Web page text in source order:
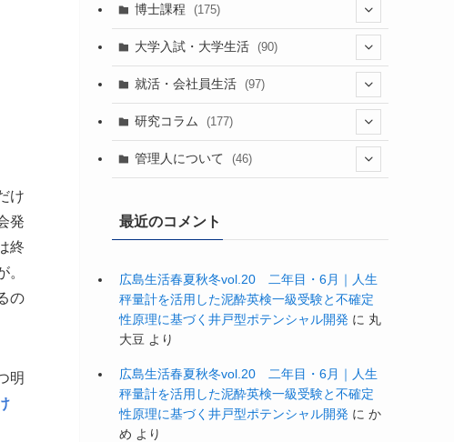
け
発
終
の
明
(7)
(39)
博士課程 (175)
(52)
(35)
(17)
(60)
大学入試・大学生活 (90)
(43)
(37)
(11)
就活・会社員生活 (97)
(20)
(42)
(11)
(10)
研究コラム (177)
(20)
(61)
管理人について (46)
(27)
(9)
最近のコメント
広島生活春夏秋冬vol.20 二年目・6月｜人生
秤量計を活用した泥酔英検一級受験と不確定
性原理に基づく井戸型ポテンシャル開発 に 丸
大豆 より
広島生活春夏秋冬vol.20 二年目・6月｜人生
秤量計を活用した泥酔英検一級受験と不確定
性原理に基づく井戸型ポテンシャル開発 に か
め より